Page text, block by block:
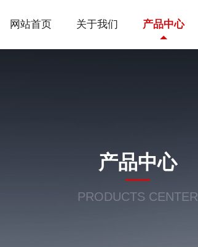
网站首页 关于我们 产品中心
产品中心
PRODUCTS CENTER